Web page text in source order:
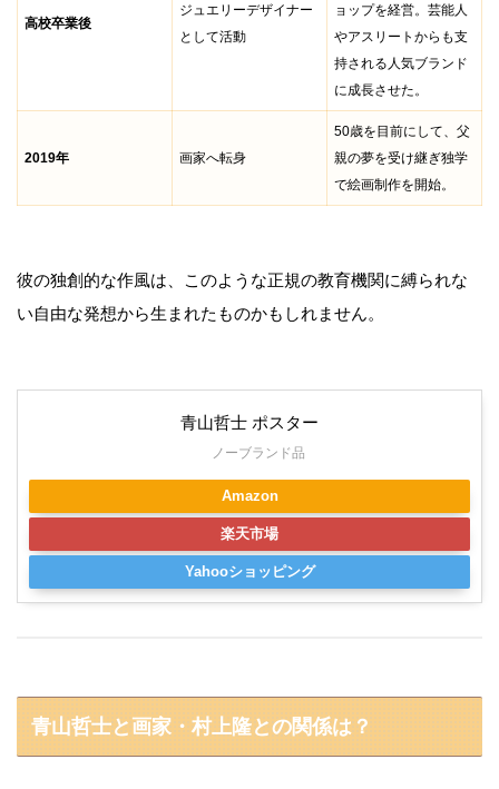
高校卒業後
ジュエリーデザイナー
として活動
ョップを経営。芸能人
やアスリートからも支
持される人気ブランド
に成長させた。
2019年 画家へ転身
50歳を目前にして、父
親の夢を受け継ぎ独学
で絵画制作を開始。
彼の独創的な作風は、このような正規の教育機関に縛られな
い自由な発想から生まれたものかもしれません。
青山哲士 ポスター
ノーブランド品
Amazon
楽天市場
Yahooショッピング
青山哲士と画家・村上隆との関係は？